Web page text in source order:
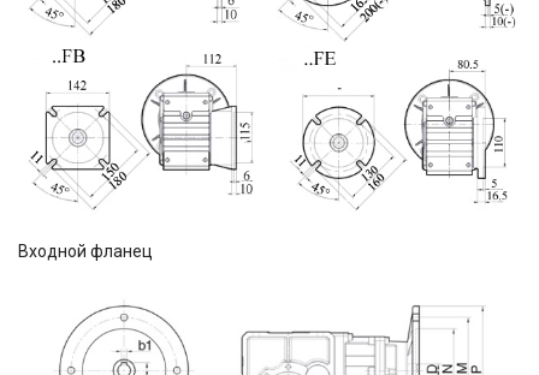
Входной фланец